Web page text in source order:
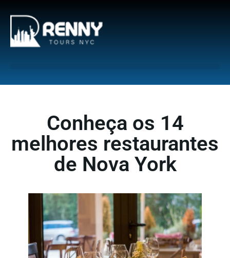
Conheça os 14
melhores restaurantes
de Nova York